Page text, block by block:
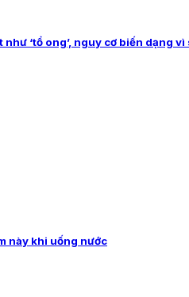
‘tổ ong’, nguy cơ biến dạng
này khi uống nước